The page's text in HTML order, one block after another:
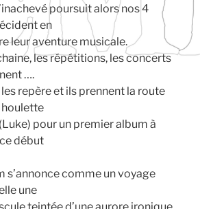
poursuit alors nos 4
en
leur aventure musicale.
les répétitions, les concerts
….
repère et ils prennent la route
houlette
pour un premier album à
début
s’annonce comme un voyage
une